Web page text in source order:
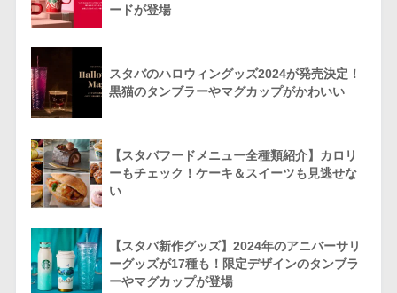
ードが登場
スタバのハロウィングッズ2024が発売決定！
黒猫のタンブラーやマグカップがかわいい
【スタバフードメニュー全種類紹介】カロリ
ーもチェック！ケーキ＆スイーツも見逃せな
い
【スタバ新作グッズ】2024年のアニバーサリ
ーグッズが17種も！限定デザインのタンブラ
ーやマグカップが登場